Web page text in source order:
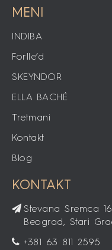
MENI
INDIBA
Forlle’d
SKEYNDOR
ELLA BACHÉ
Tretmani
Kontakt
Blog
KONTAKT
Stevana Sremca
Beograd, Stari
+381 63 811 2595